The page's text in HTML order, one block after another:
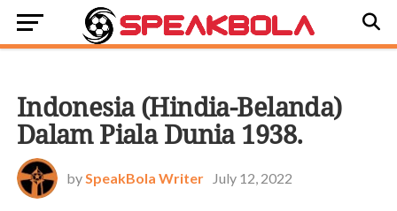
Indonesia (Hindia-Belanda)
Dalam Piala Dunia 1938.
bySpeakBola Writer July 12, 2022